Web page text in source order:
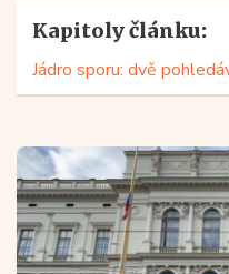
Kapitoly článku: